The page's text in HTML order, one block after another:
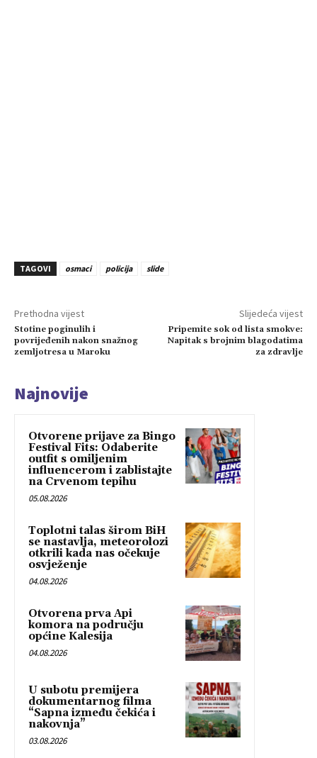
TAGOVI osmaci policija slide
Prethodna vijest
Stotine poginulih i
povrijeđenih nakon snažnog
zemljotresa u Maroku
Slijedeća vijest
Pripemite sok od lista smokve:
Napitak s brojnim blagodatima
za zdravlje
Najnovije
Otvorene prijave za Bingo
Festival Fits: Odaberite
outfit s omiljenim
influencerom i zablistajte
na Crvenom tepihu
05.08.2026
Toplotni talas širom BiH
se nastavlja, meteorolozi
otkrili kada nas očekuje
osvježenje
04.08.2026
Otvorena prva Api
komora na području
općine Kalesija
04.08.2026
U subotu premijera
dokumentarnog filma
“Sapna između čekića i
nakovnja”
03.08.2026